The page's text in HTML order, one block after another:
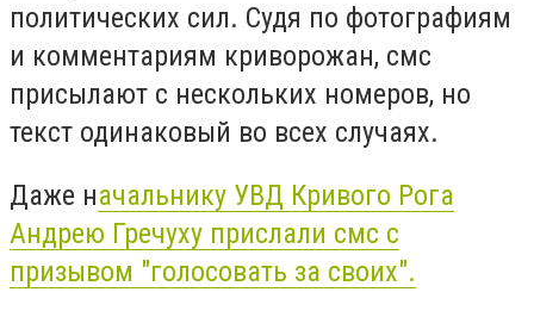
политических сил. Судя по фотографиям
и комментариям криворожан, смс
присылают с нескольких номеров, но
текст одинаковый во всех случаях.
Даже начальнику УВД Кривого Рога
Андрею Гречуху прислали смс с
призывом "голосовать за своих".